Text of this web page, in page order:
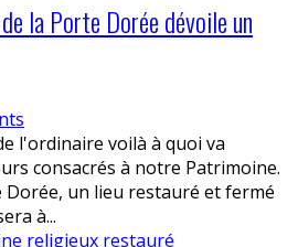
la Porte Dorée dévoile un
l'ordinaire voilà à quoi va
consacrés à notre Patrimoine.
Dorée, un lieu restauré et fermé
à...